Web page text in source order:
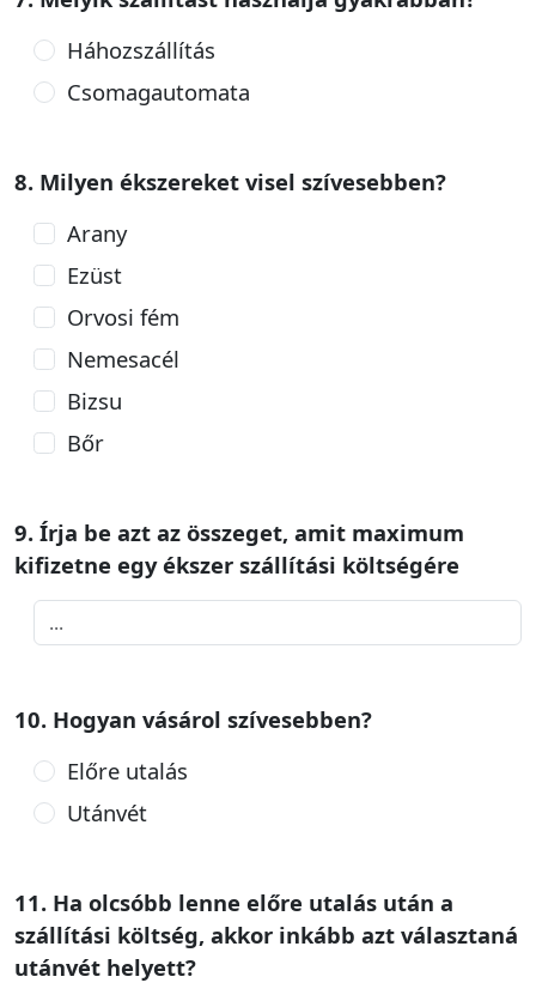
Háhozszállítás
Csomagautomata
8. Milyen ékszereket visel szívesebben?
Arany
Ezüst
Orvosi fém
Nemesacél
Bizsu
Bőr
9. Írja be azt az összeget, amit maximum
kifizetne egy ékszer szállítási költségére
10. Hogyan vásárol szívesebben?
Előre utalás
Utánvét
11. Ha olcsóbb lenne előre utalás után a
szállítási költség, akkor inkább azt választaná
utánvét helyett?